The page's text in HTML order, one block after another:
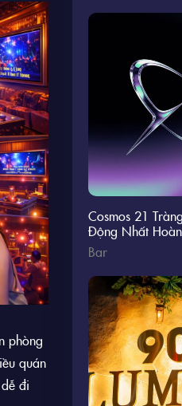
phòng
quán
đi
Cosmos 21
Động Nhất
Bar